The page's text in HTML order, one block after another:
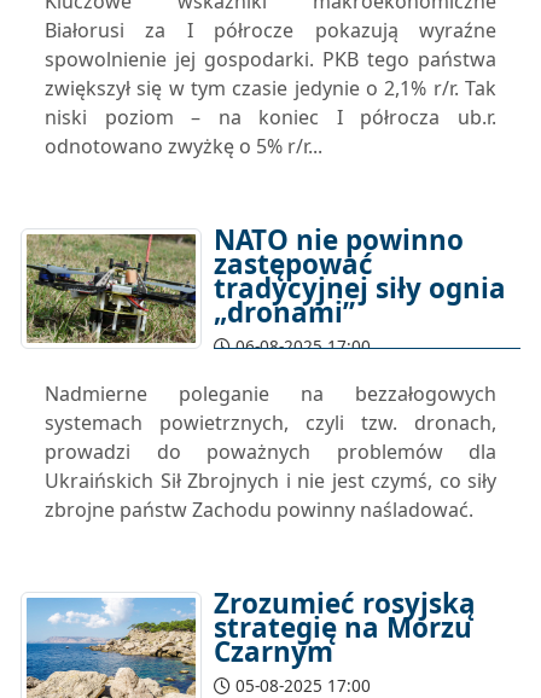
Białorusi za I półrocze pokazują wyraźne
spowolnienie jej gospodarki. PKB tego państwa
zwiększył się w tym czasie jedynie o 2,1% r/r. Tak
niski poziom – na koniec I półrocza ub.r.
odnotowano zwyżkę o 5% r/r...
NATO nie powinno
zastępować
tradycyjnej siły ognia
„dronami”
06-08-2025 17:00
Nadmierne poleganie na bezzałogowych
systemach powietrznych, czyli tzw. dronach,
prowadzi do poważnych problemów dla
Ukraińskich Sił Zbrojnych i nie jest czymś, co siły
zbrojne państw Zachodu powinny naśladować.
Zrozumieć rosyjską
strategię na Morzu
Czarnym
05-08-2025 17:00